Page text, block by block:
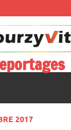
2017